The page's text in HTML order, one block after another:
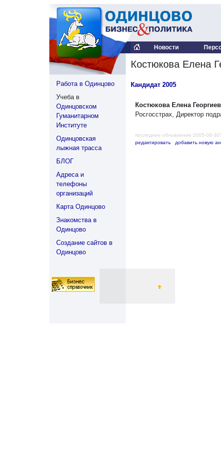
Новости
Работа в Одинцово
Учеба в
Одинцовском
Гуманитарном
Институте
Одинцовская
лыжная трасса
БЛОГ
Адреса и
телефоны
организаций
Карта Одинцово
Знакомства в
Одинцово
Создание сайтов в
Одинцово
Костюкова Елена
Кандидат 2005
Костюкова Елена
Росгосстрах, Директор
последнее обновление:2005-08-
редактировать · добавить новую